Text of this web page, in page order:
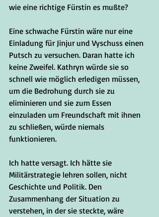
wie eine richtige Fürstin es mußte?
Eine schwache Fürstin wäre nur eine
Einladung für Jinjur und Vyschuss einen
Putsch zu versuchen. Daran hatte ich
keine Zweifel. Kathryn würde sie so
schnell wie möglich erledigen müssen,
um die Bedrohung durch sie zu
eliminieren und sie zum Essen
einzuladen um Freundschaft mit ihnen
zu schließen, würde niemals
funktionieren.
Ich hatte versagt. Ich hätte sie
Militärstrategie lehren sollen, nicht
Geschichte und Politik. Den
Zusammenhang der Situation zu
verstehen, in der sie steckte, wäre